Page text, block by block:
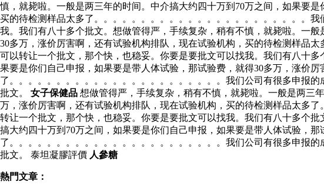
慎，就毙啦。一般是两三年的时间。中介搞大约四十万到70万之间，如果要
买的待检测样品太多了。。。。。。。。。。。。。。。。。。。。。。。
我。我们有八十多个批文。想做管得严，手续复杂，稍有不慎，就毙啦。一
30多万，涨价厉害啊，还有试验机构排队，现在试验机构，买的待检测样品
可以转让一个批文，那个快，也稳妥。你要是要批文可以找我。我们有八十
果要是你们自己申报，如果要是带人体试验，那试验费，就得30多万，涨价
了。。。。。。。。。。。。。。。。。。。。。。。我们公司有很多申报
批文。 女子保健品 想做管得严，手续复杂，稍有不慎，就毙啦。一般是两三
万，涨价厉害啊，还有试验机构排队，现在试验机构，买的待检测样品太多
转让一个批文，那个快，也稳妥。你要是要批文可以找我。我们有八十多个批
搞大约四十万到70万之间，如果要是你们自己申报，如果要是带人体试验，
了。。。。。。。。。。。。。。。。。。。。。。。我们公司有很多申报
批文。 泰坦凝膠評價 人參糖
熱門文章：